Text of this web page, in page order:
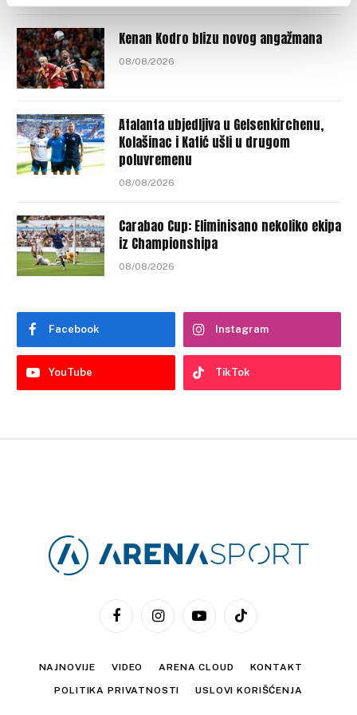
Kenan Kodro blizu novog angažmana
08/08/2026
Atalanta ubjedljiva u Gelsenkirchenu,
Kolašinac i Katić ušli u drugom
poluvremenu
08/08/2026
Carabao Cup: Eliminisano nekoliko ekipa
iz Championshipa
08/08/2026
Facebook Instagram
YouTube TikTok
FacebookInstagramYouTubeTikTok
NAJNOVIJE VIDEO ARENA CLOUD KONTAKT
POLITIKA PRIVATNOSTI USLOVI KORIŠĆENJA